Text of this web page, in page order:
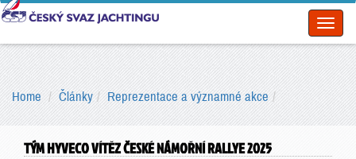
Home Články Reprezentace a významné akce
TÝM HYVECO VÍTĚZ ČESKÉ NÁMOŘNÍ RALLYE 2025